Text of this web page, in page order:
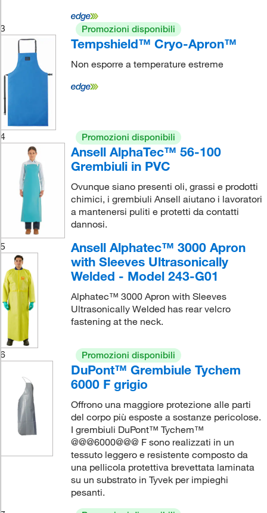
3 Promozioni disponibili
Tempshield™ Cryo-Apron™
Non esporre a temperature estreme
4 Promozioni disponibili
Ansell AlphaTec™ 56-100
Grembiuli in PVC
Ovunque siano presenti oli, grassi e prodotti
chimici, i grembiuli Ansell aiutano i lavoratori
a mantenersi puliti e protetti da contatti
dannosi.
5
Ansell Alphatec™ 3000 Apron
with Sleeves Ultrasonically
Welded - Model 243-G01
Alphatec™ 3000 Apron with Sleeves
Ultrasonically Welded has rear velcro
fastening at the neck.
6 Promozioni disponibili
DuPont™ Grembiule Tychem
6000 F grigio
Offrono una maggiore protezione alle parti
del corpo più esposte a sostanze pericolose.
I grembiuli DuPont™ Tychem™
@@@6000@@@ F sono realizzati in un
tessuto leggero e resistente composto da
una pellicola protettiva brevettata laminata
su un substrato in Tyvek per impieghi
pesanti.